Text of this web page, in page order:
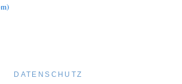
DATENSCHUTZ